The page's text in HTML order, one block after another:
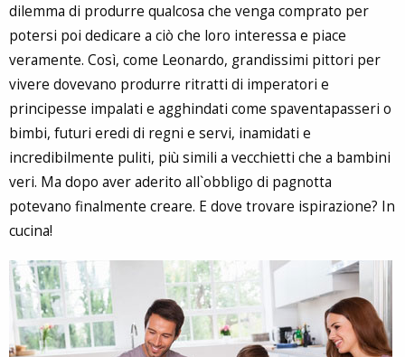
dilemma di produrre qualcosa che venga comprato per
potersi poi dedicare a ciò che loro interessa e piace
veramente. Così, come Leonardo, grandissimi pittori per
vivere dovevano produrre ritratti di imperatori e
principesse impalati e agghindati come spaventapasseri o
bimbi, futuri eredi di regni e servi, inamidati e
incredibilmente puliti, più simili a vecchietti che a bambini
veri. Ma dopo aver aderito all`obbligo di pagnotta
potevano finalmente creare. E dove trovare ispirazione? In
cucina!